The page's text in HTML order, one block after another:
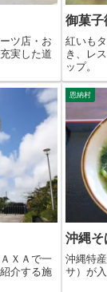
ツ店・お
実した道
御菓子
紅いも
き、レ
ップ。
ＸＡで一
介する施
恩納村
沖縄そ
沖縄特
サ）が